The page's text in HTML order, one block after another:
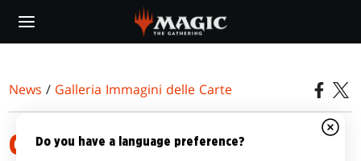
main
News / Galleria Immagini delle Carte
COMMANDER LEGENDS
Do you have a language preference?